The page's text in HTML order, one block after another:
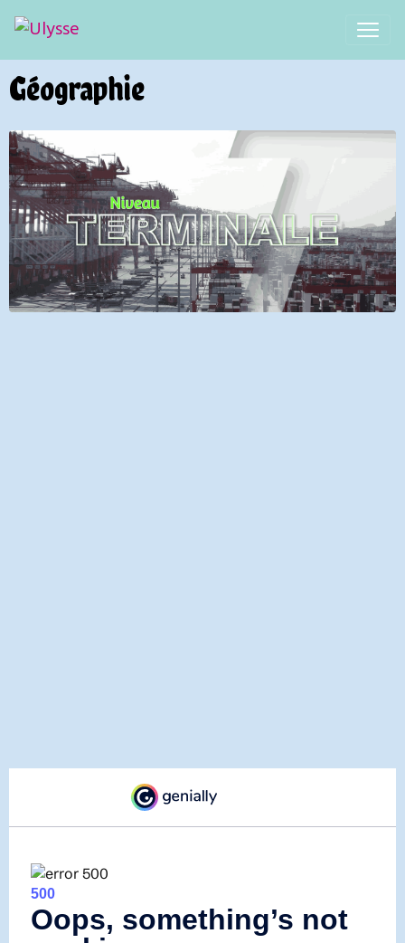
Géographie